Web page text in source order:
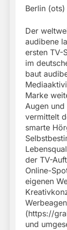
Berlin (ots)
Der
audibene
ersten TV-
im
baut
Marke
Augen
vermittelt
smarte
der TV-
Online-
eigenen
(https://
und